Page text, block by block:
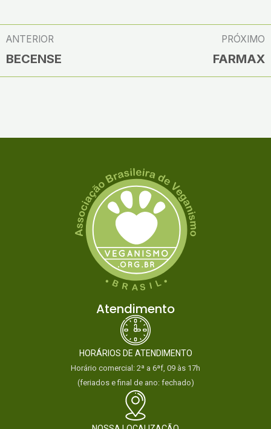
ANTERIOR
BECENSE
PRÓXIMO
FARMAX
Atendimento
HORÁRIOS DE ATENDIMENTO
Horário comercial: 2ª a 6ªf, 09 às 17h
(feriados e final de ano: fechado)